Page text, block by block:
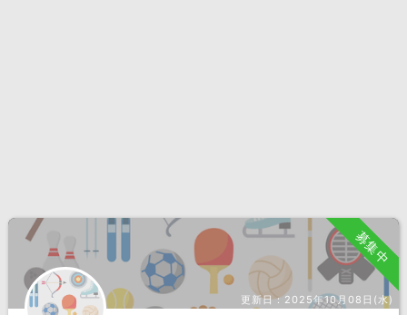
募集中
更新日： 2025年10月08日(水)